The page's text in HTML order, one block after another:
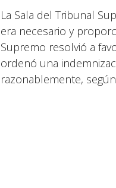
La Sala del Tribunal
era necesario y
Supremo resolvió a
ordenó una
razonablemente,